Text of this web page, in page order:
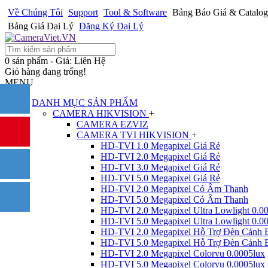
Về Chúng Tôi Support Tool & Software Bảng Báo Giá & Catalog
Bảng Giá Đại Lý Đăng Ký Đại Lý
0 sản phẩm - Giá: Liên Hệ
Giỏ hàng đang trống!
MENU
DANH MỤC SẢN PHẨM
CAMERA HIKVISION +
CAMERA EZVIZ
CAMERA TVI HIKVISION +
HD-TVI 1.0 Megapixel Giá Rẻ
HD-TVI 2.0 Megapixel Giá Rẻ
HD-TVI 3.0 Megapixel Giá Rẻ
HD-TVI 5.0 Megapixel Giá Rẻ
HD-TVI 2.0 Megapixel Có Âm Thanh
HD-TVI 5.0 Megapixel Có Âm Thanh
HD-TVI 2.0 Megapixel Ultra Lowlight
HD-TVI 5.0 Megapixel Ultra Lowlight
HD-TVI 2.0 Megapixel Hỗ Trợ Đèn Cảnh
HD-TVI 5.0 Megapixel Hỗ Trợ Đèn Cảnh
HD-TVI 2.0 Megapixel Colorvu 0.0005lux
HD-TVI 5.0 Megapixel Colorvu 0.0005lux